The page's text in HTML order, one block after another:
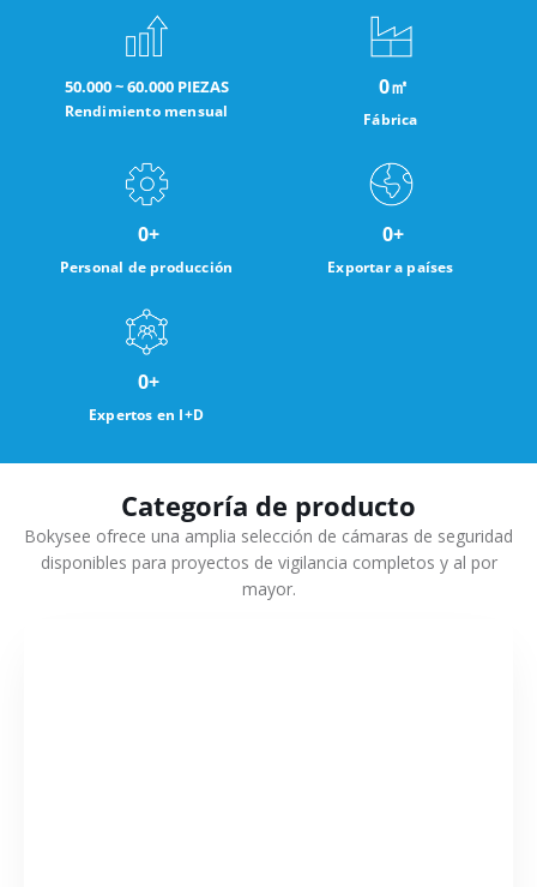
50.000 ~ 60.000 PIEZAS
Rendimiento mensual Fábrica
0㎡
Personal de producción
0+
Exportar a países
0+
Expertos en I+D
0+
Categoría de producto
Bokysee ofrece una amplia selección de cámaras de seguridad
disponibles para proyectos de vigilancia completos y al por
mayor.